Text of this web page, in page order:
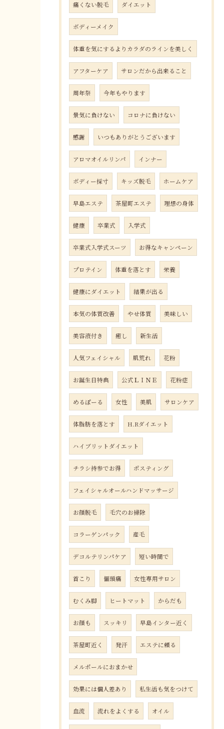
痛くない脱毛 ダイエット
ボディーメイク
体重を気にするよりカラダのラインを美しく
アフターケア サロンだから出来ること
周年祭 今年もやります
景気に負けない コロナに負けない
感謝 いつもありがとうございます
アロマオイルリンパ インナー
ボディー採寸 キッズ脱毛 ホームケア
早島エステ 茶屋町エステ 理想の身体
健康 卒業式 入学式
卒業式入学式スーツ お得なキャンペーン
プロテイン 体重を落とす 栄養
健康にダイエット 結果が出る
本気の体質改善 やせ体質 美味しい
美容液付き 癒し 新生活
人気フェイシャル 肌荒れ 花粉
お誕生日特典 公式ＬＩＮＥ 花粉症
めるぽーる 女性 美肌 サロンケア
体脂肪を落とす H.Rダイエット
ハイブリットダイエット
チラシ持参でお得 ポスティング
フェイシャルオールハンドマッサージ
お顔脱毛 毛穴のお掃除
コラーゲンパック 産毛
デコルテリンパケア 短い時間で
首こり 偏頭痛 女性専用サロン
むくみ脚 ヒートマット からだも
お顔も スッキリ 早島インター近く
茶屋町近く 発汗 エステに頼る
メルポールにおまかせ
効果には個人差あり 私生活も気をつけて
血流 流れをよくする オイル